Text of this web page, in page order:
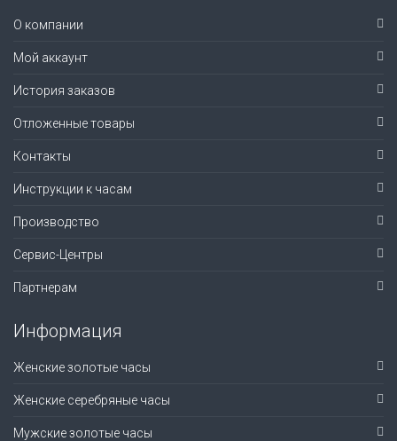
О компании
Мой аккаунт
История заказов
Отложенные товары
Контакты
Инструкции к часам
Производство
Сервис-Центры
Партнерам
Информация
Женские золотые часы
Женские серебряные часы
Мужские золотые часы